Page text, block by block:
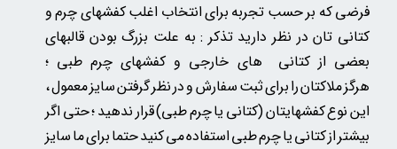
فرضی که بر حسب تجربه برای انتخاب اغلب کفشهای چرم و
کتانی تان در نظر دارید تذکر : به علت بزرگ بودن قالبهای
بعضی از کتانی های خارجی و کفشهای چرم طبی ؛
هرگز ملاکتان را برای ثبت سفارش و در نظر گرفتن سایز معمول ،
این نوع کفشهایتان (کتانی یا چرم طبی) قرار ندهید ؛ حتی اگر
بیشتر از کتانی یا چرم طبی استفاده می کنید حتما برای ما سایز